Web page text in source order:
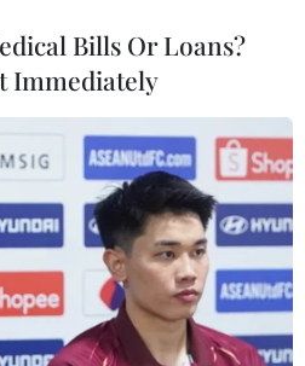
chung về tầm quan trọng
quan hệ Đối tác
hai nước trên tất cả
trên tinh thần bảo đảm
dịch COVID-19, không để
đảm tuân thủ đầy đủ
về phòng, chống dịch
nước.
Chính phủ Nhật Bản đã
thời gian tới sẽ từng bước,
Bills Or Loans?
Immediately